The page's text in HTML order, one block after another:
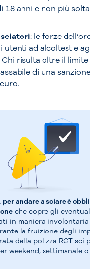
18 anni e non più
: le forze
utenti ad alcoltest e
risulta oltre il limite
di una
per andare a sciare è
che copre gli
in maniera involontaria
la fruizione degli
della polizza RCT sci
weekend, settimanale